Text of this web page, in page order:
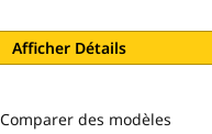
Afficher Détails
Comparer des modèles